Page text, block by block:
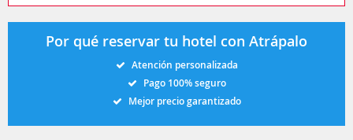
Por qué reservar tu hotel con Atrápalo
Atención personalizada
Pago 100% seguro
Mejor precio garantizado